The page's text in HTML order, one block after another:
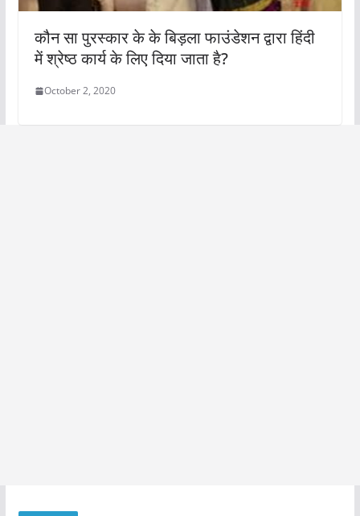
कौन सा पुरस्कार के के बिड़ला फाउंडेशन द्वारा हिंदी
में श्रेष्ठ कार्य के लिए दिया जाता है?
October 2, 2020